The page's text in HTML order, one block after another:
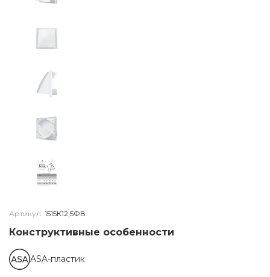
Артикул: 1515К12,5ФВ
Конструктивные особенности
ASA-пластик